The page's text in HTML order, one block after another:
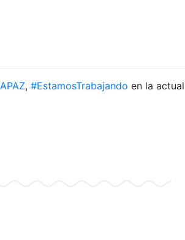
, #EstamosTrabajando en la